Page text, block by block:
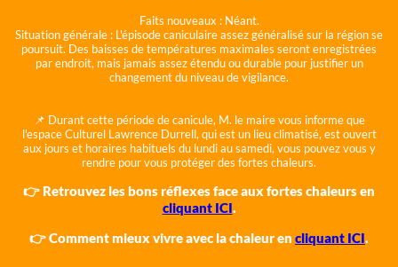
Faits nouveaux : Néant.
Situation générale : L'épisode caniculaire assez généralisé sur la région se
poursuit. Des baisses de températures maximales seront enregistrées
par endroit, mais jamais assez étendu ou durable pour justifier un
changement du niveau de vigilance.
📌 Durant cette période de canicule, M. le maire vous informe que
l'espace Culturel Lawrence Durrell, qui est un lieu climatisé, est ouvert
aux jours et horaires habituels du lundi au samedi, vous pouvez vous y
rendre pour vous protéger des fortes chaleurs.
👉 Retrouvez les bons réflexes face aux fortes chaleurs en
cliquant ICI.
👉 Comment mieux vivre avec la chaleur en cliquant ICI.